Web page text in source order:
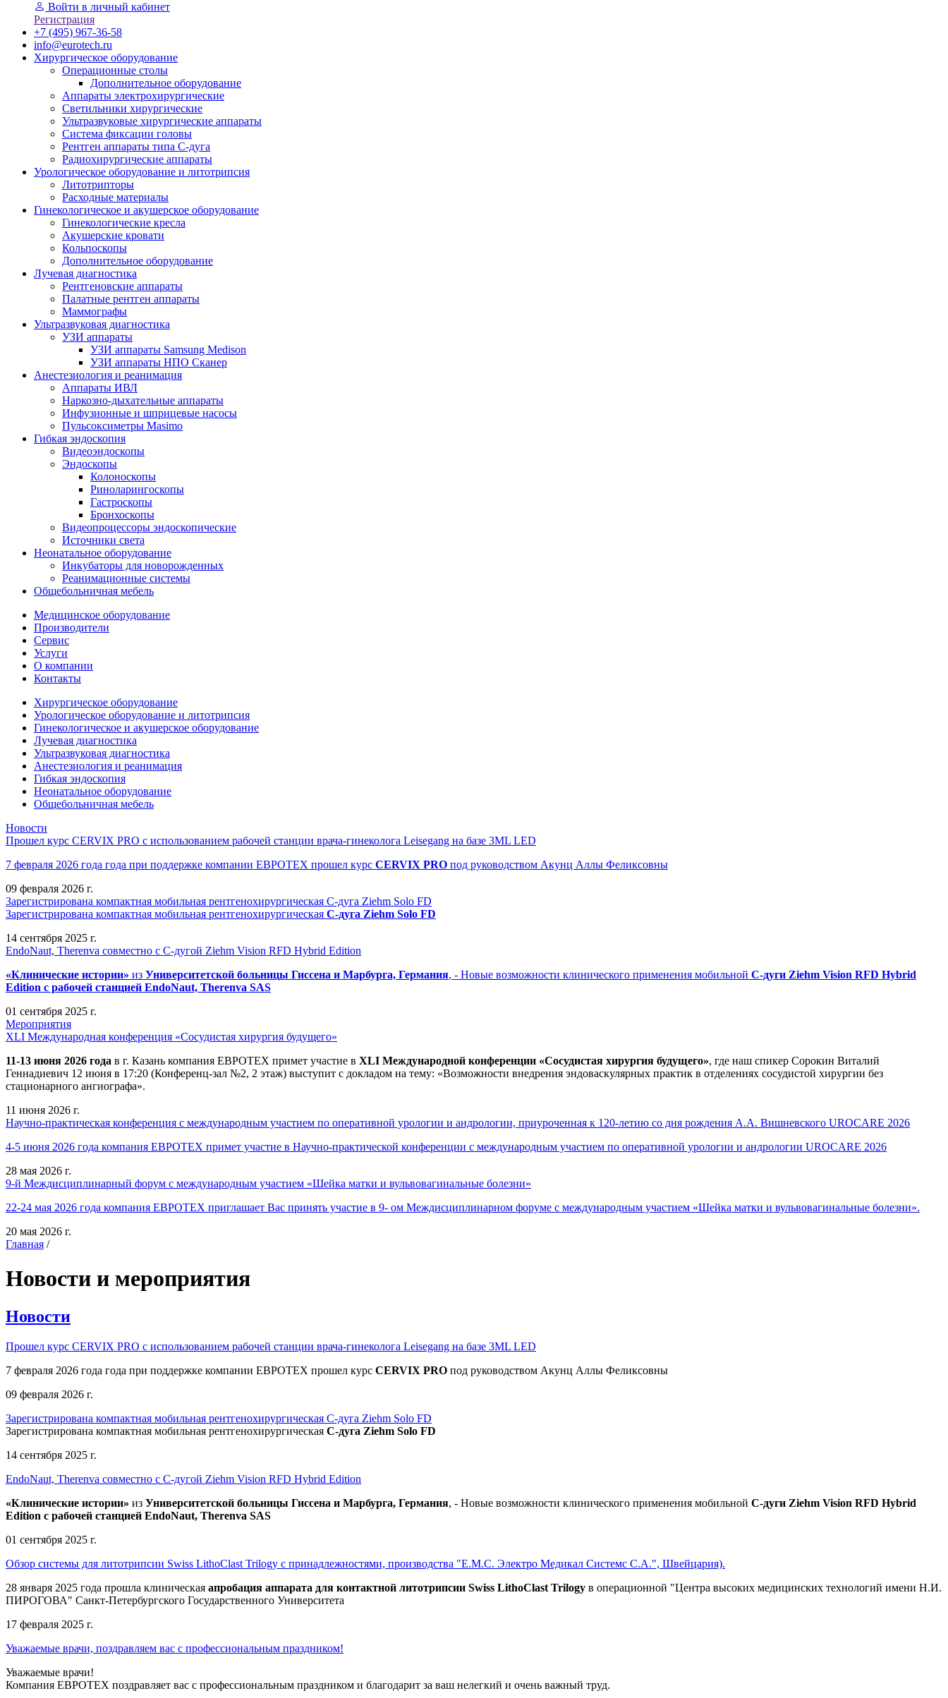
Войти в личный кабинет
Регистрация
+7 (495) 967-36-58
info@eurotech.ru
Хирургическое оборудование
Операционные столы
Дополнительное оборудование
Аппараты электрохирургические
Светильники хирургические
Ультразвуковые хирургические аппараты
Система фиксации головы
Рентген аппараты типа С-дуга
Радиохирургические аппараты
Урологическое оборудование и литотрипсия
Литотрипторы
Расходные материалы
Гинекологическое и акушерское оборудование
Гинекологические кресла
Акушерские кровати
Кольпоскопы
Дополнительное оборудование
Лучевая диагностика
Рентгеновские аппараты
Палатные рентген аппараты
Маммографы
Ультразвуковая диагностика
УЗИ аппараты
УЗИ аппараты Samsung Medison
УЗИ аппараты НПО Сканер
Анестезиология и реанимация
Аппараты ИВЛ
Наркозно-дыхательные аппараты
Инфузионные и шприцевые насосы
Пульсоксиметры Masimo
Гибкая эндоскопия
Видеоэндоскопы
Эндоскопы
Колоноскопы
Риноларингоскопы
Гастроскопы
Бронхоскопы
Видеопроцессоры эндоскопические
Источники света
Неонатальное оборудование
Инкубаторы для новорожденных
Реанимационные системы
Общебольничная мебель
Медицинское оборудование
Производители
Сервис
Услуги
О компании
Контакты
Хирургическое оборудование
Урологическое оборудование и литотрипсия
Гинекологическое и акушерское оборудование
Лучевая диагностика
Ультразвуковая диагностика
Анестезиология и реанимация
Гибкая эндоскопия
Неонатальное оборудование
Общебольничная мебель
Новости
Прошел курс CERVIX PRO с использованием рабочей станции врача-гинеколога Leisegang на базе 3ML LED
7 февраля 2026 года года при поддержке компании ЕВРОТЕХ прошел курс CERVIX PRO под руководством Акунц Аллы Феликсовны
09 февраля 2026 г.
Зарегистрирована компактная мобильная рентгенохирургическая С-дуга Ziehm Solo FD
Зарегистрирована компактная мобильная рентгенохирургическая С-дуга Ziehm Solo FD
14 сентября 2025 г.
EndoNaut, Therenva совместно с С-дугой Ziehm Vision RFD Hybrid Edition
«Клинические истории» из Университетской больницы Гиссена и Марбурга, Германия, - Новые возможности клинического применения мобильной С-дуги Ziehm Vision RFD Hybrid
Edition с рабочей станцией EndoNaut, Therenva SAS
01 сентября 2025 г.
Мероприятия
XLI Международная конференция «Сосудистая хирургия будущего»
11-13 июня 2026 года в г. Казань компания ЕВРОТЕХ примет участие в XLI Международной конференции «Сосудистая хирургия будущего», где наш спикер Сорокин Виталий
Геннадиевич 12 июня в 17:20 (Конференц-зал №2, 2 этаж) выступит с докладом на тему: «Возможности внедрения эндоваскулярных практик в отделениях сосудистой хирургии без
стационарного ангиографа».
11 июня 2026 г.
Научно-практическая конференция с международным участием по оперативной урологии и андрологии, приуроченная к 120-летию со дня рождения А.А. Вишневского UROCARE 2026
4-5 июня 2026 года компания ЕВРОТЕХ примет участие в Научно-практической конференции с международным участием по оперативной урологии и андрологии UROCARE 2026
28 мая 2026 г.
9-й Междисциплинарный форум с международным участием «Шейка матки и вульвовагинальные болезни»
22-24 мая 2026 года компания ЕВРОТЕХ приглашает Вас принять участие в 9- ом Междисциплинарном форуме с международным участием «Шейка матки и вульвовагинальные болезни».
20 мая 2026 г.
Главная /
Новости и мероприятия
Новости
Прошел курс CERVIX PRO с использованием рабочей станции врача-гинеколога Leisegang на базе 3ML LED
7 февраля 2026 года года при поддержке компании ЕВРОТЕХ прошел курс CERVIX PRO под руководством Акунц Аллы Феликсовны
09 февраля 2026 г.
Зарегистрирована компактная мобильная рентгенохирургическая С-дуга Ziehm Solo FD
Зарегистрирована компактная мобильная рентгенохирургическая С-дуга Ziehm Solo FD
14 сентября 2025 г.
EndoNaut, Therenva совместно с С-дугой Ziehm Vision RFD Hybrid Edition
«Клинические истории» из Университетской больницы Гиссена и Марбурга, Германия, - Новые возможности клинического применения мобильной С-дуги Ziehm Vision RFD Hybrid
Edition с рабочей станцией EndoNaut, Therenva SAS
01 сентября 2025 г.
Обзор системы для литотрипсии Swiss LithoClast Trilogy с принадлежностями, производства "Е.М.С. Электро Медикал Системс С.А.", Швейцария).
28 января 2025 года прошла клиническая апробация аппарата для контактной литотрипсии Swiss LithoClast Trilogy в операционной "Центра высоких медицинских технологий имени Н.И.
ПИРОГОВА" Санкт-Петербургского Государственного Университета
17 февраля 2025 г.
Уважаемые врачи, поздравляем вас с профессиональным праздником!
Уважаемые врачи!
Компания ЕВРОТЕХ поздравляет вас с профессиональным праздником и благодарит за ваш нелегкий и очень важный труд.